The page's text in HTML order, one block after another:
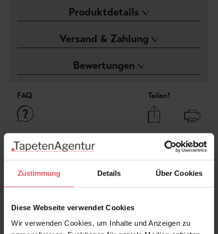
Zustimmung Details Über Cookies
Diese Webseite verwendet Cookies
Wir verwenden Cookies, um Inhalte und Anzeigen zu
Produktdetails
Versand & Zahlung
Bewertungen
FAQ Teilen!
Sie haben Fragen zum Produkt?